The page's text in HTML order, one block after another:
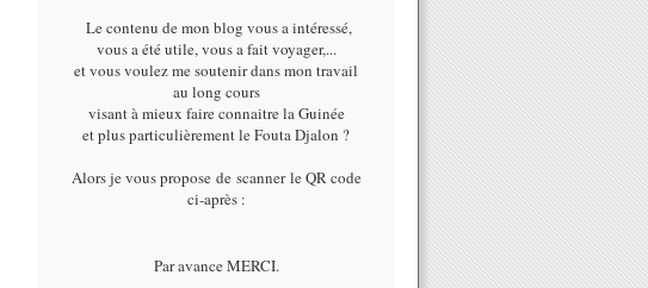
Le contenu de mon blog vous a intéressé,
vous a été utile, vous a fait voyager,...
et vous voulez me soutenir dans mon travail
au long cours
visant à mieux faire connaitre la Guinée
et plus particulièrement le Fouta Djalon ?
Alors je vous propose de scanner le QR code
ci-après :
Par avance MERCI.